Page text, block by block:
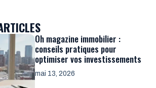
Oh magazine immobilier :
conseils pratiques pour
optimiser vos investissements
mai 13, 2026